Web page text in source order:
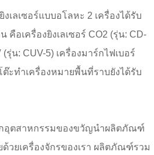
งเลเซอร์แบบอโลหะ 2 เครื่องได้รับ
อเครื่องยิงเลเซอร์ CO2 (รุ่น: CD-
(รุ่น: CUV-5) เครื่องมาร์กไฟเบอร์
ะทำเครื่องหมายพื้นที่ราบยังได้รับ
กอุตสาหกรรมของขวัญนำผลิตภัณฑ์
วยเครื่องจักรของเรา ผลิตภัณฑ์รวม